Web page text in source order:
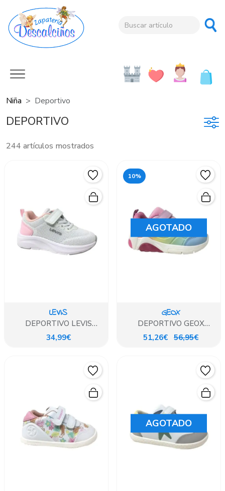
Niña Deportivo
DEPORTIVO
244 artículos mostrados
LEVIS
DEPORTIVO LEVIS
BLANCO ROSA
34,99€
10%
AGOTADO
GEOX
DEPORTIVO GEOX
MULTICOLOR LUCES
51,26€ 56,95€
AGOTADO